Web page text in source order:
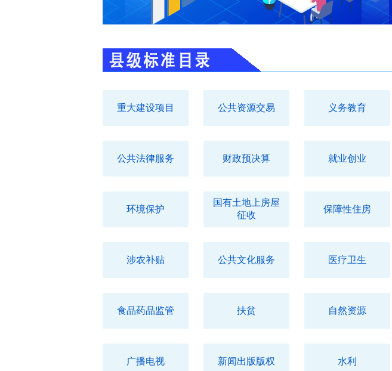
重大建设项目 公共资源交易 义务教育
公共法律服务 财政预决算 就业创业
环境保护
国有土地上房屋
征收
保障性住房
涉农补贴 公共文化服务 医疗卫生
食品药品监管 扶贫 自然资源
广播电视 新闻出版版权 水利